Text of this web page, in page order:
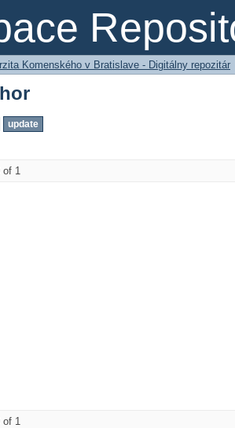
Komenského v Bratislave - Digitálny repozitár
of 1
of 1